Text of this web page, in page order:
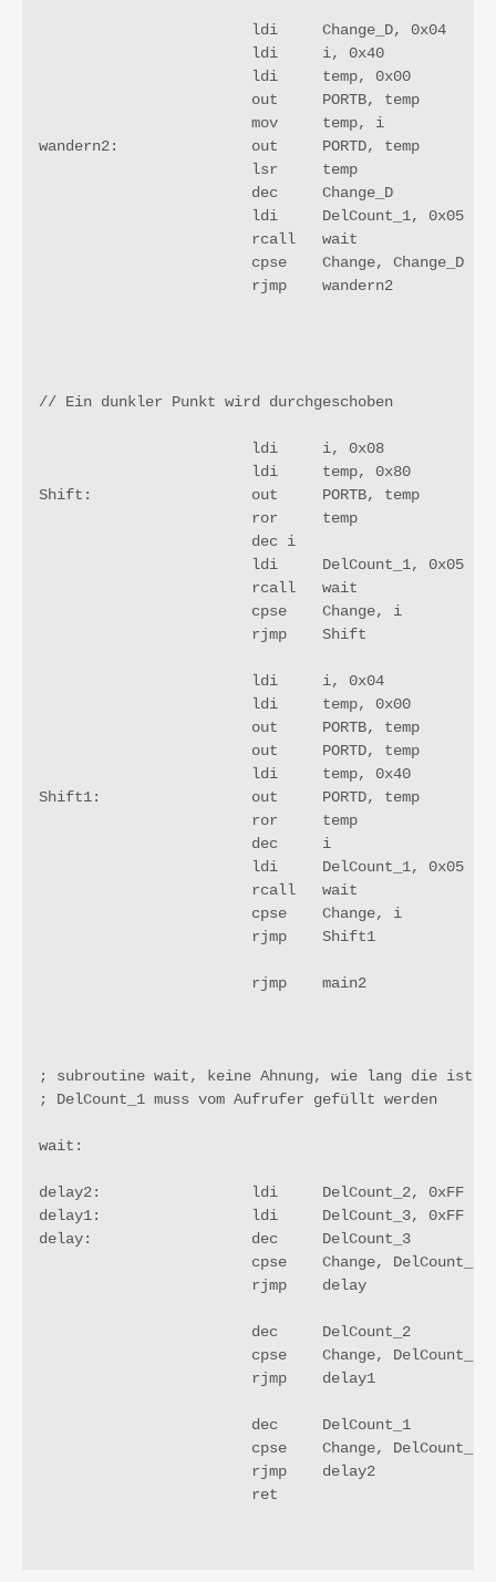
wandern2:	        out	PORTD, temp				; dann PORTD
// Ein dunkler Punkt wird durchgeschoben
Shift:		        out 	PORTB, temp
Shift1:		        out 	PORTD, temp
; subroutine wait, keine Ahnung, wie lang die ist,
; DelCount_1 muss vom Aufrufer gefüllt werden
wait:
delay2:		        ldi 	DelCount_2, 0xFF
delay1:		        ldi	DelCount_3, 0xFF
delay: 		        dec	DelCount_3